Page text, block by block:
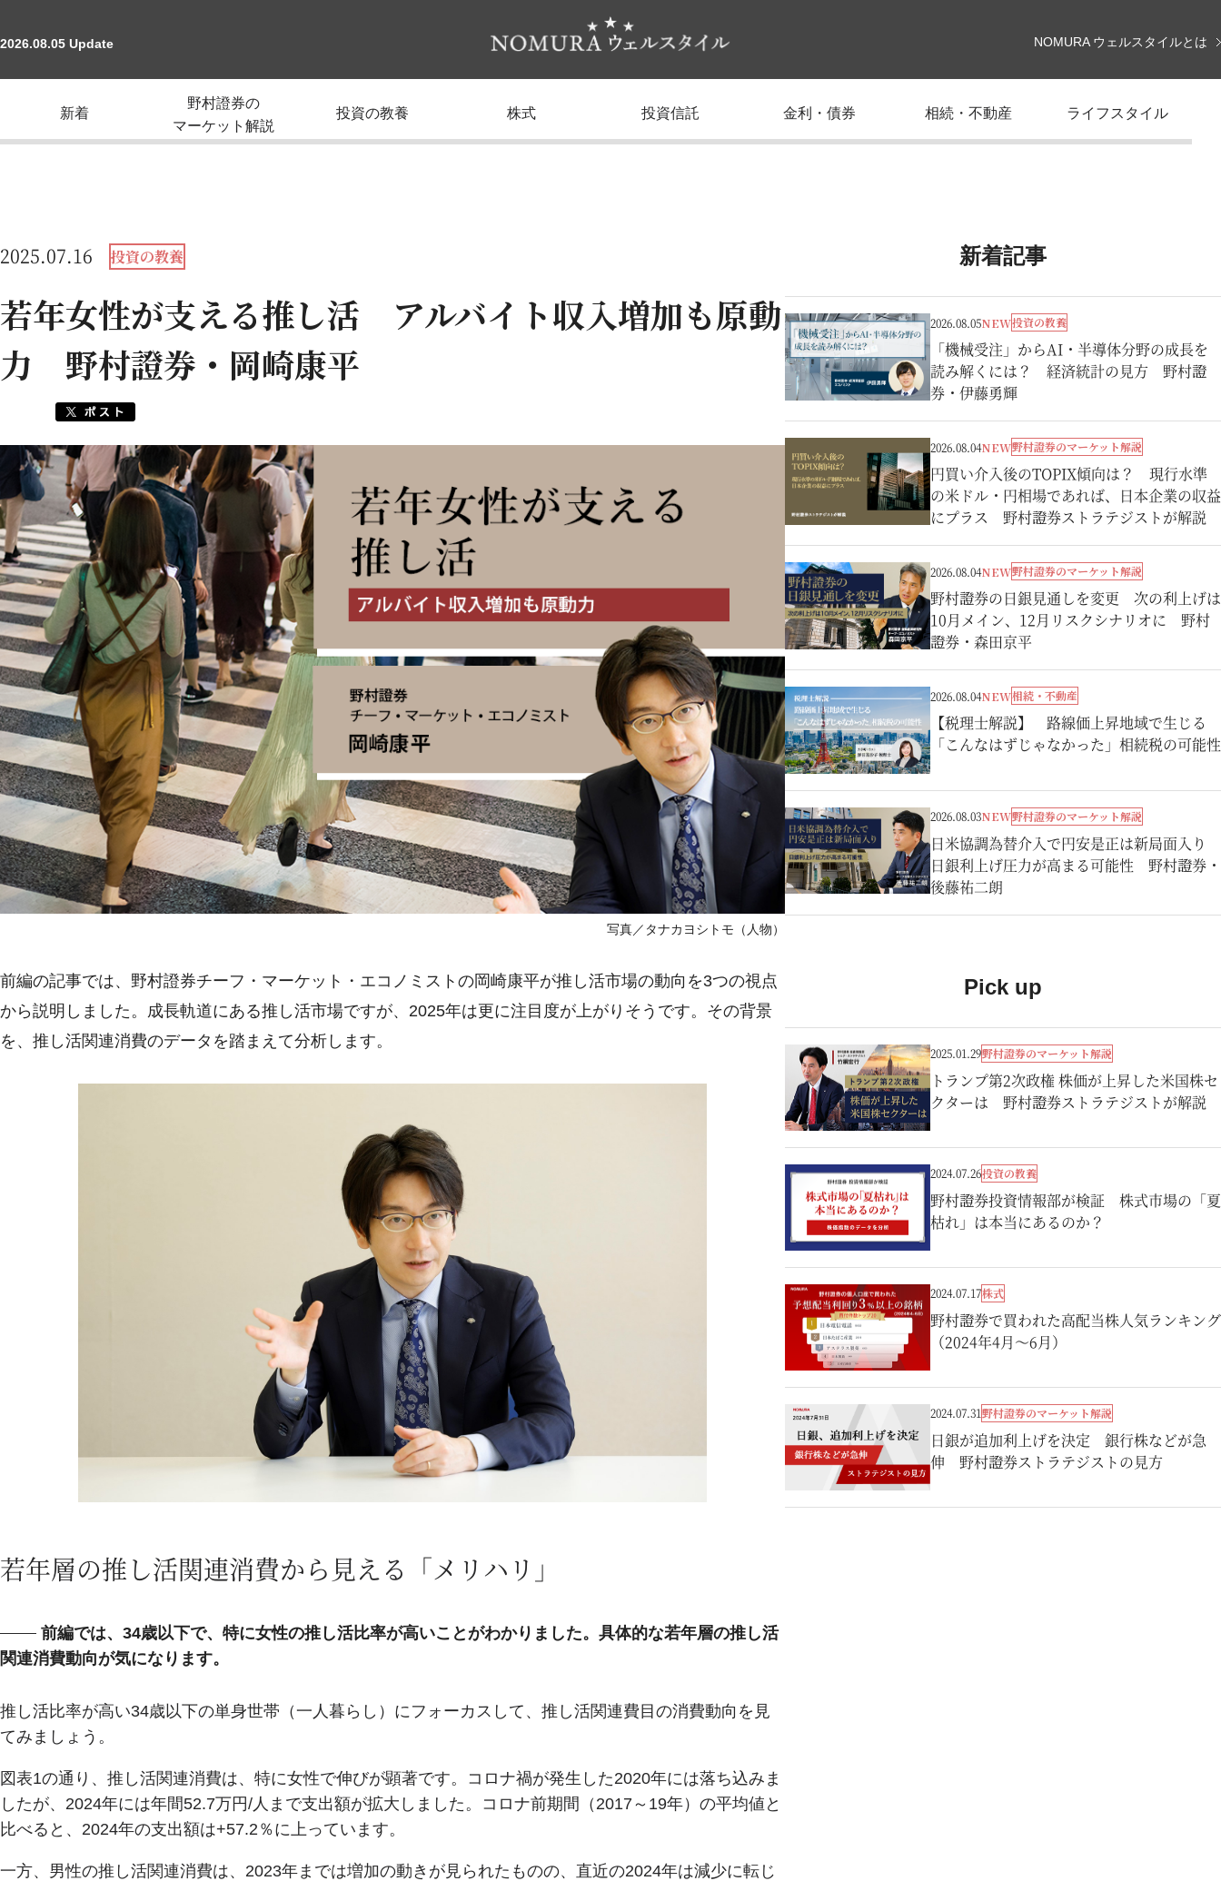
2026.08.05 Update NOMURA ウェルスタイルとは
新着
野村證券の
マーケット解説
投資の教養 株式 投資信託 金利・債券 相続・不動産 ライフスタイル
2025.07.16 投資の教養
若年女性が支える推し活 アルバイト収入増加も原動
力 野村證券・岡崎康平
写真／タナカヨシトモ（人物）
前編の記事では、野村證券チーフ・マーケット・エコノミストの岡崎康平が推し活市場の動向を3つの視点
から説明しました。成長軌道にある推し活市場ですが、2025年は更に注目度が上がりそうです。その背景
を、推し活関連消費のデータを踏まえて分析します。
若年層の推し活関連消費から見える「メリハリ」
前編では、34歳以下で、特に女性の推し活比率が高いことがわかりました。具体的な若年層の推し活
関連消費動向が気になります。
推し活比率が高い34歳以下の単身世帯（一人暮らし）にフォーカスして、推し活関連費目の消費動向を見
てみましょう。
図表1の通り、推し活関連消費は、特に女性で伸びが顕著です。コロナ禍が発生した2020年には落ち込みま
したが、2024年には年間52.7万円/人まで支出額が拡大しました。コロナ前期間（2017～19年）の平均値と
比べると、2024年の支出額は+57.2％に上っています。
一方、男性の推し活関連消費は、2023年までは増加の動きが見られたものの、直近の2024年は減少に転じ
新着記事
2026.08.05NEW投資の教養
「機械受注」からAI・半導体分野の成長を
読み解くには？ 経済統計の見方 野村證
券・伊藤勇輝
2026.08.04NEW野村證券のマーケット解説
円買い介入後のTOPIX傾向は？ 現行水準
の米ドル・円相場であれば、日本企業の収益
にプラス 野村證券ストラテジストが解説
2026.08.04NEW野村證券のマーケット解説
野村證券の日銀見通しを変更 次の利上げは
10月メイン、12月リスクシナリオに 野村
證券・森田京平
2026.08.04NEW相続・不動産
【税理士解説】 路線価上昇地域で生じる
「こんなはずじゃなかった」相続税の可能性
2026.08.03NEW野村證券のマーケット解説
日米協調為替介入で円安是正は新局面入り
日銀利上げ圧力が高まる可能性 野村證券・
後藤祐二朗
Pick up
2025.01.29野村證券のマーケット解説
トランプ第2次政権 株価が上昇した米国株セ
クターは 野村證券ストラテジストが解説
2024.07.26投資の教養
野村證券投資情報部が検証 株式市場の「夏
枯れ」は本当にあるのか？
2024.07.17株式
野村證券で買われた高配当株人気ランキング
（2024年4月～6月）
2024.07.31野村證券のマーケット解説
日銀が追加利上げを決定 銀行株などが急
伸 野村證券ストラテジストの見方